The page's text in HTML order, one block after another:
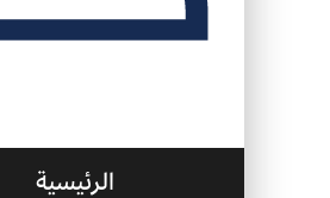
الرئيسية